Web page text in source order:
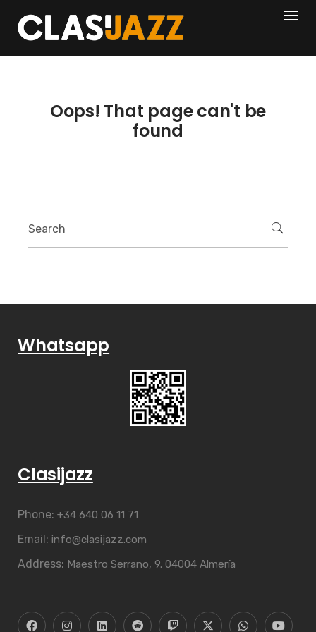
content
404
Oops! That page can't be
found
Whatsapp
Clasijazz
Phone: +34 640 06 11 71
Email: info@clasijazz.com
Address: Maestro Serrano, 9. 04004 Almería